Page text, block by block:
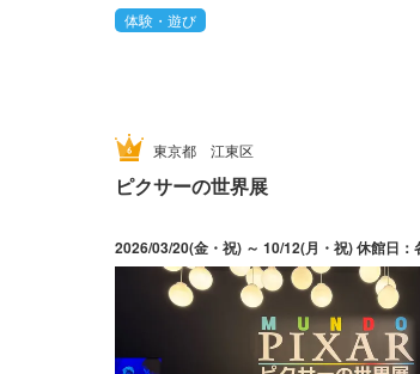
体験・遊び
東京都 江東区
ピクサーの世界展